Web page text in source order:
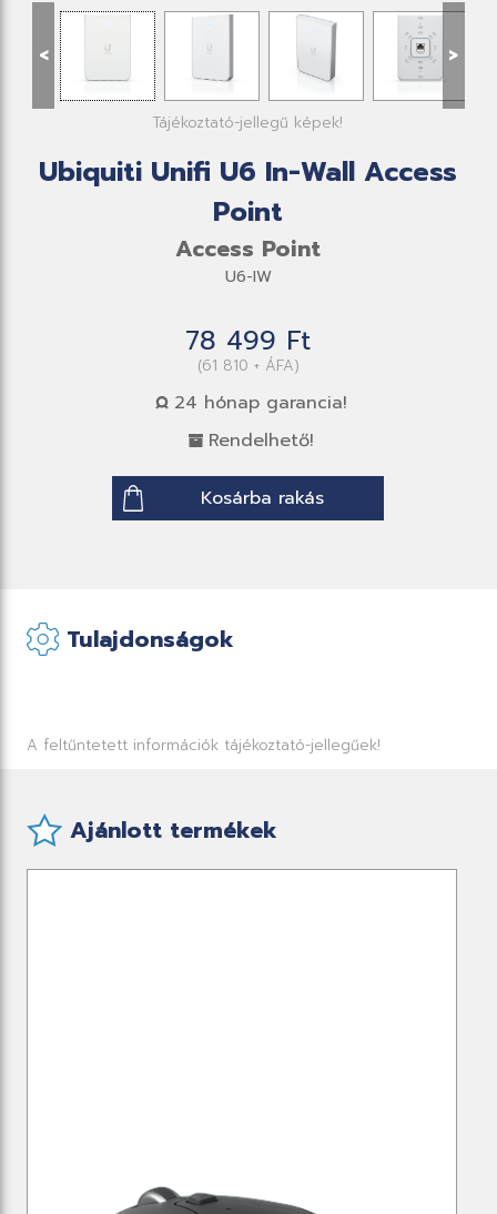
< >
Tájékoztató-jellegű képek!
Ubiquiti Unifi U6 In-Wall Access
Point
Access Point
U6-IW
78 499 Ft
(61 810 + ÁFA)
24 hónap garancia!
Rendelhető!
Kosárba rakás
Tulajdonságok
A feltűntetett információk tájékoztató-jellegűek!
Ajánlott termékek